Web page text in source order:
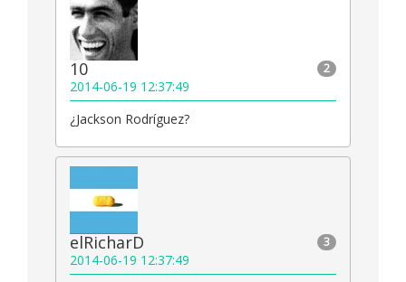
2
10
2014-06-19 12:37:49
¿Jackson Rodríguez?
3
elRicharD
2014-06-19 12:37:49